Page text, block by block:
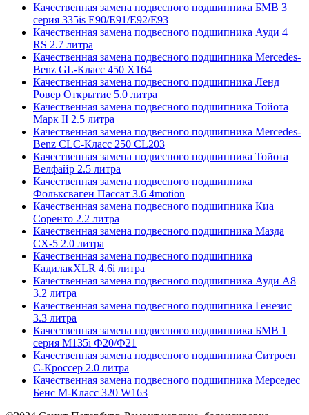
Качественная замена подвесного подшипника БМВ 3
серия 335is E90/E91/E92/E93
Качественная замена подвесного подшипника Ауди 4
RS 2.7 литра
Качественная замена подвесного подшипника Mercedes-
Benz GL-Класс 450 X164
Качественная замена подвесного подшипника Ленд
Ровер Открытие 5.0 литра
Качественная замена подвесного подшипника Тойота
Марк II 2.5 литра
Качественная замена подвесного подшипника Mercedes-
Benz CLC-Класс 250 CL203
Качественная замена подвесного подшипника Тойота
Велфайр 2.5 литра
Качественная замена подвесного подшипника
Фольксваген Пассат 3.6 4motion
Качественная замена подвесного подшипника Киа
Соренто 2.2 литра
Качественная замена подвесного подшипника Мазда
СХ-5 2.0 литра
Качественная замена подвесного подшипника
КадилакXLR 4.6i литра
Качественная замена подвесного подшипника Ауди А8
3.2 литра
Качественная замена подвесного подшипника Генезис
3.3 литра
Качественная замена подвесного подшипника БМВ 1
серия M135i Ф20/Ф21
Качественная замена подвесного подшипника Ситроен
С-Кроссер 2.0 литра
Качественная замена подвесного подшипника Мерседес
Бенс М-Класс 320 W163